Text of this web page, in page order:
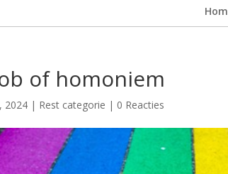
of homoniem
2024 | Rest categorie | 0 Reacties